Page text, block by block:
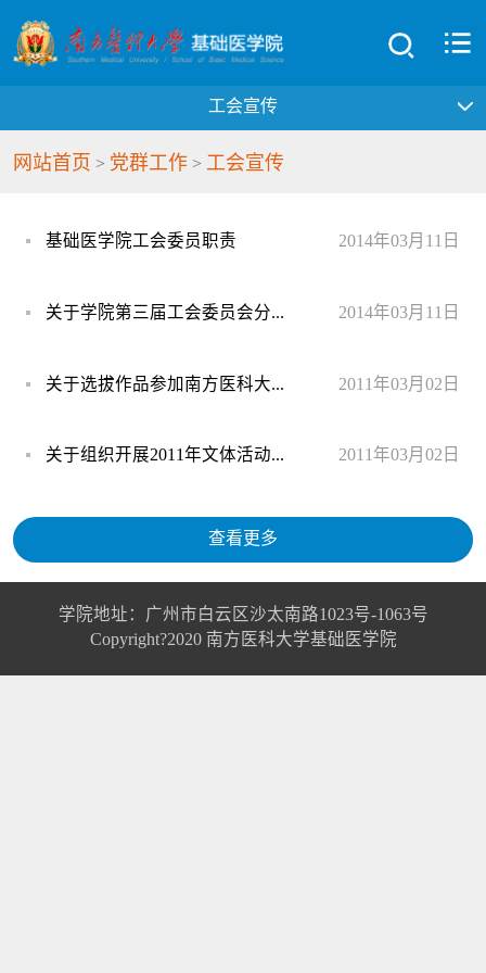
工会宣传
网站首页 > 党群工作> 工会宣传
基础医学院工会委员职责 2014年03月11日
关于学院第三届工会委员会分... 2014年03月11日
关于选拔作品参加南方医科大... 2011年03月02日
关于组织开展2011年文体活动... 2011年03月02日
查看更多
学院地址：广州市白云区沙太南路1023号-1063号
Copyright?2020 南方医科大学基础医学院